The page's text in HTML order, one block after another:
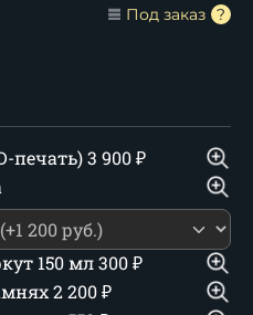
Под заказ
печать)3 900₽
150 мл300₽
2 200₽